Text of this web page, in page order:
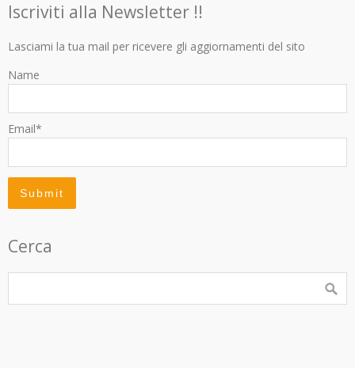
Iscriviti alla Newsletter !!
Lasciami la tua mail per ricevere gli aggiornamenti del sito
Name
Email*
Cerca